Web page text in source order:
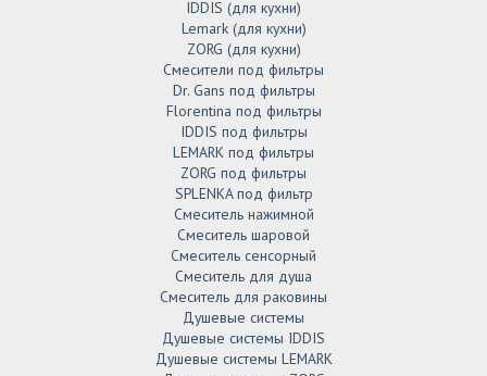
IDDIS (для кухни)
Lemark (для кухни)
ZORG (для кухни)
Смесители под фильтры
Dr. Gans под фильтры
Florentina под фильтры
IDDIS под фильтры
LEMARK под фильтры
ZORG под фильтры
SPLENKA под фильтр
Смеситель нажимной
Смеситель шаровой
Смеситель сенсорный
Смеситель для душа
Смеситель для раковины
Душевые системы
Душевые системы IDDIS
Душевые системы LEMARK